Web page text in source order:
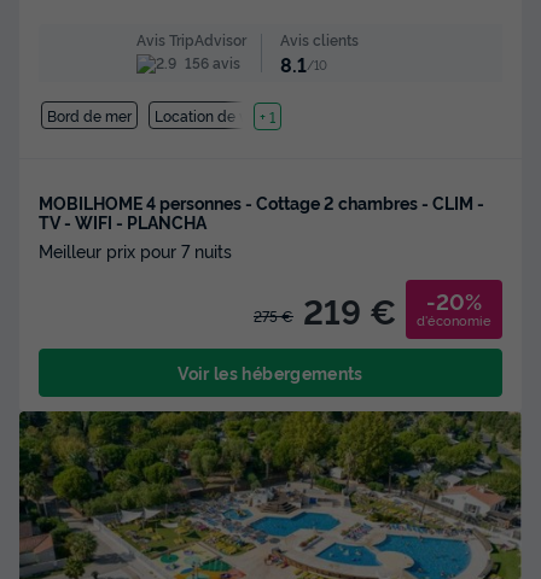
Avis TripAdvisor
156 avis
Avis clients
8.1/10
Bord de mer Location de vélos
+ 1
MOBILHOME 4 personnes - Cottage 2 chambres - CLIM -
TV - WIFI - PLANCHA
Meilleur prix pour 7 nuits
275 € 219 € -20%
d'économie
Voir les hébergements